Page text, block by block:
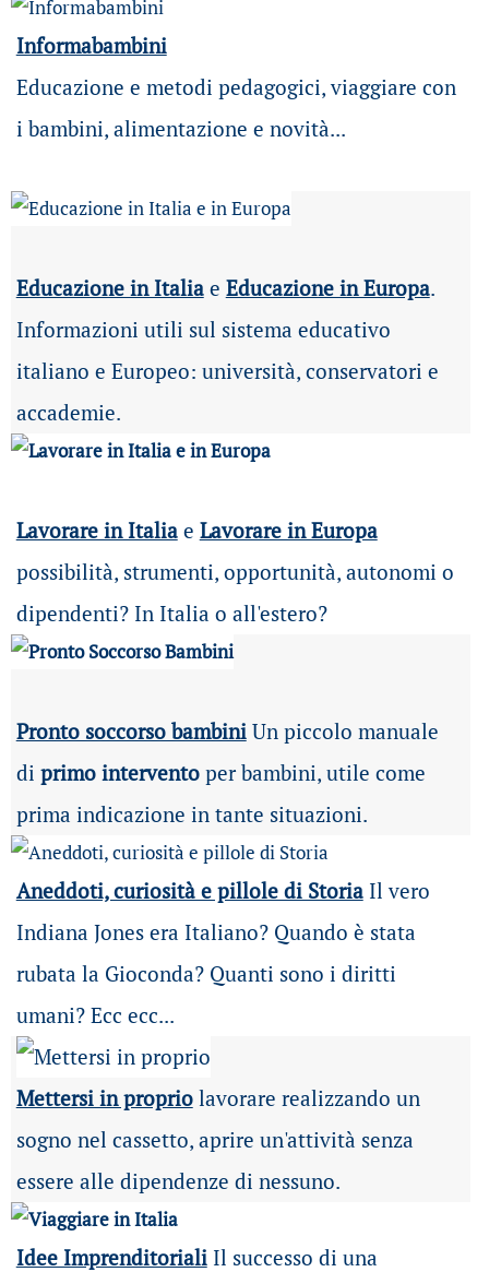
Informabambini
Educazione e metodi pedagogici, viaggiare con
i bambini, alimentazione e novità...
Educazione in Italiae Educazione in Europa.
Informazioni utili sul sistema educativo
italiano e Europeo: università, conservatori e
accademie.
Lavorare in Italia e Lavorare in Europa
possibilità, strumenti, opportunità, autonomi o
dipendenti? In Italia o all'estero?
Pronto soccorso bambiniUn piccolo manuale
di primo interventoper bambini, utile come
prima indicazione in tante situazioni.
Aneddoti, curiosità e pillole di Storia Il vero
Indiana Jones era Italiano? Quando è stata
rubata la Gioconda? Quanti sono i diritti
umani? Ecc ecc...
Mettersi in propriolavorare realizzando un
sogno nel cassetto, aprire un'attività senza
essere alle dipendenze di nessuno.
Idee ImprenditorialiIl successo di una